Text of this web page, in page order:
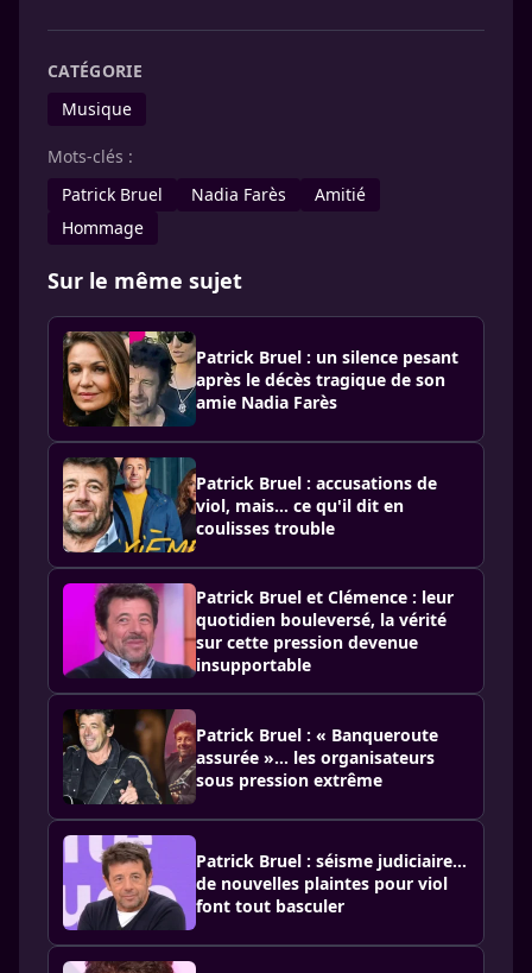
CATÉGORIE
Musique
Mots-clés :
Patrick Bruel
Nadia Farès
Amitié
Hommage
Sur le même sujet
Patrick Bruel : un silence pesant
après le décès tragique de son
amie Nadia Farès
Patrick Bruel : accusations de
viol, mais… ce qu'il dit en
coulisses trouble
Patrick Bruel et Clémence : leur
quotidien bouleversé, la vérité
sur cette pression devenue
insupportable
Patrick Bruel : « Banqueroute
assurée »… les organisateurs
sous pression extrême
Patrick Bruel : séisme judiciaire…
de nouvelles plaintes pour viol
font tout basculer